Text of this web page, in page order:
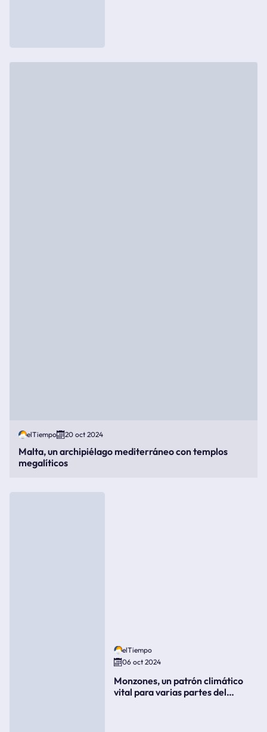
elTiempo 20 oct 2024
Malta, un archipiélago mediterráneo con templos
megalíticos
elTiempo
06 oct 2024
Monzones, un patrón climático
vital para varias partes del